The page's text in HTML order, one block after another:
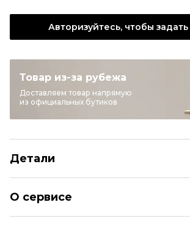
Авторизуйтесь, чтобы
Товар из-за рубежа
Доставляем товар напрямую
из официальных бутиков
Детали
О сервисе